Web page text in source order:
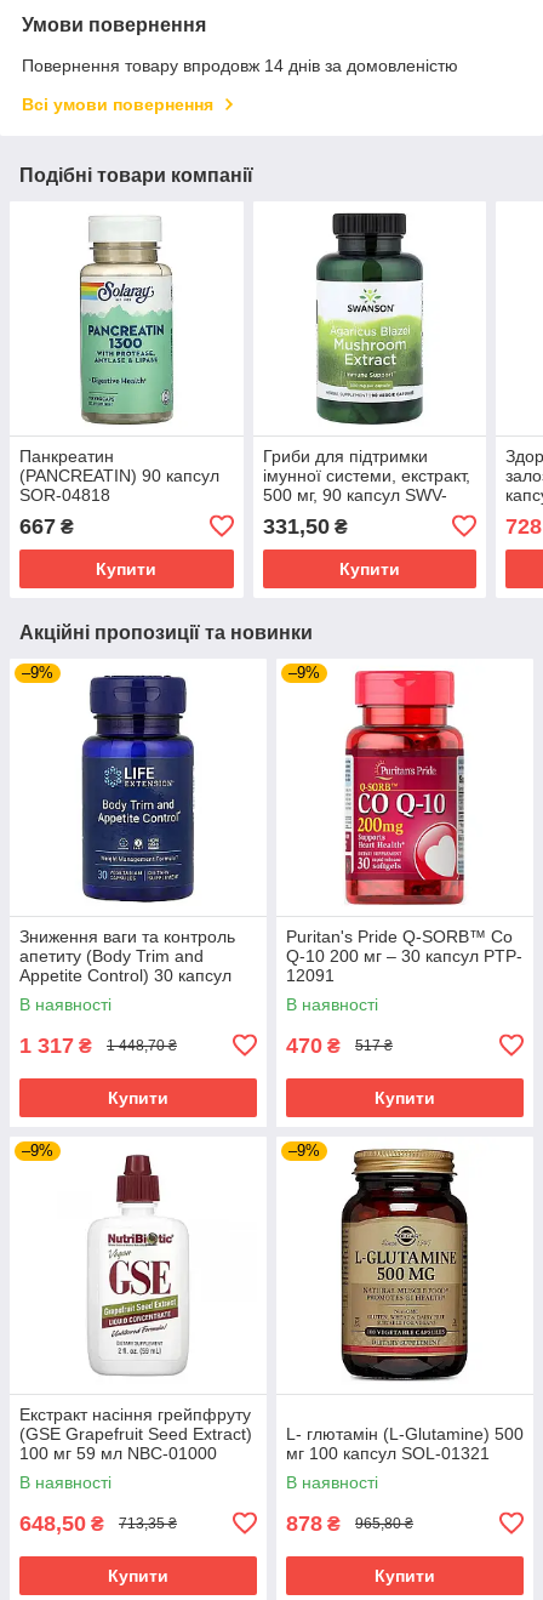
Умови повернення
Повернення товару впродовж 14 днів за домовленістю
Всі умови повернення
Подібні товари компанії
Панкреатин
(PANCREATIN) 90 капсул
SOR-04818
667 ₴
Купити
Гриби для підтримки
імунної системи, екстракт,
500 мг, 90 капсул SWV-
331,50₴
Купити
Акційні пропозиції та новинки
–9%
Зниження ваги та контроль
апетиту (Body Trim and
Appetite Control) 30 капсул
LEX-25043
В наявності
1 317 ₴ 1 448,70 ₴
Купити
–9%
Puritan's Pride Q-SORB™ Co
Q-10 200 мг – 30 капсул PTP-
12091
В наявності
470 ₴ 517 ₴
Купити
–9%
Екстракт насіння грейпфруту
(GSE Grapefruit Seed Extract)
100 мг 59 мл NBC-01000
В наявності
648,50 ₴ 713,35 ₴
Купити
–9%
L- глютамін (L-Glutamine) 500
мг 100 капсул SOL-01321
В наявності
878 ₴ 965,80 ₴
Купити